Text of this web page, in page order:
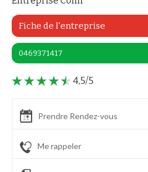
Fiche de l'entreprise
0469371417
4,5/5
Prendre Rendez-vous
Me rappeler